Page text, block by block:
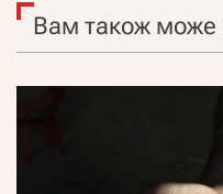
Вам також може